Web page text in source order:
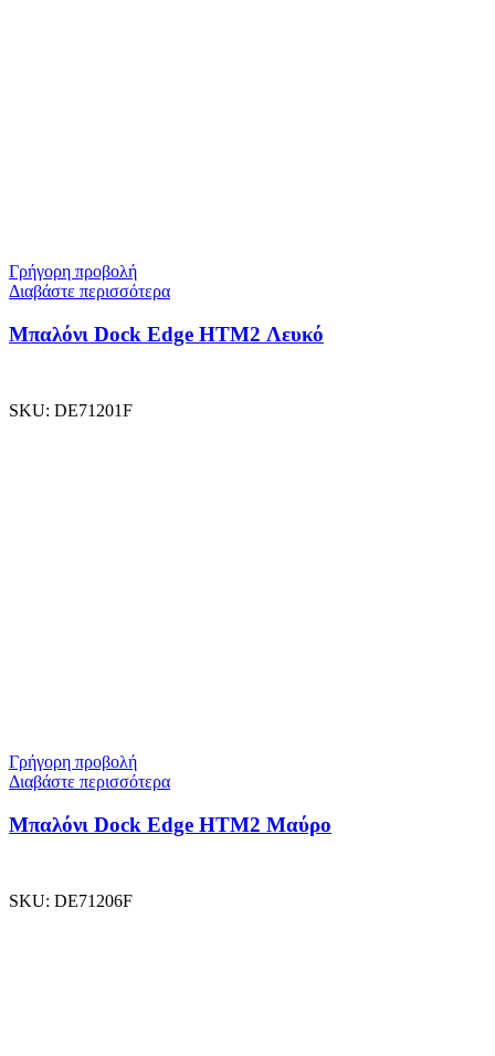
Γρήγορη προβολή
Διαβάστε περισσότερα
Μπαλόνι Dock Edge ΗΤΜ2 Λευκό
SKU: DE71201F
Γρήγορη προβολή
Διαβάστε περισσότερα
Μπαλόνι Dock Edge ΗΤΜ2 Μαύρο
SKU: DE71206F